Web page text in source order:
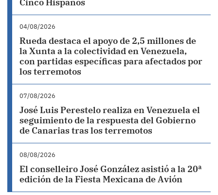
04/08/2026
Rueda destaca el apoyo de 2,5 millones de
la Xunta a la colectividad en Venezuela,
con partidas específicas para afectados por
los terremotos
07/08/2026
José Luis Perestelo realiza en Venezuela el
seguimiento de la respuesta del Gobierno
de Canarias tras los terremotos
08/08/2026
El conselleiro José González asistió a la 20ª
edición de la Fiesta Mexicana de Avión